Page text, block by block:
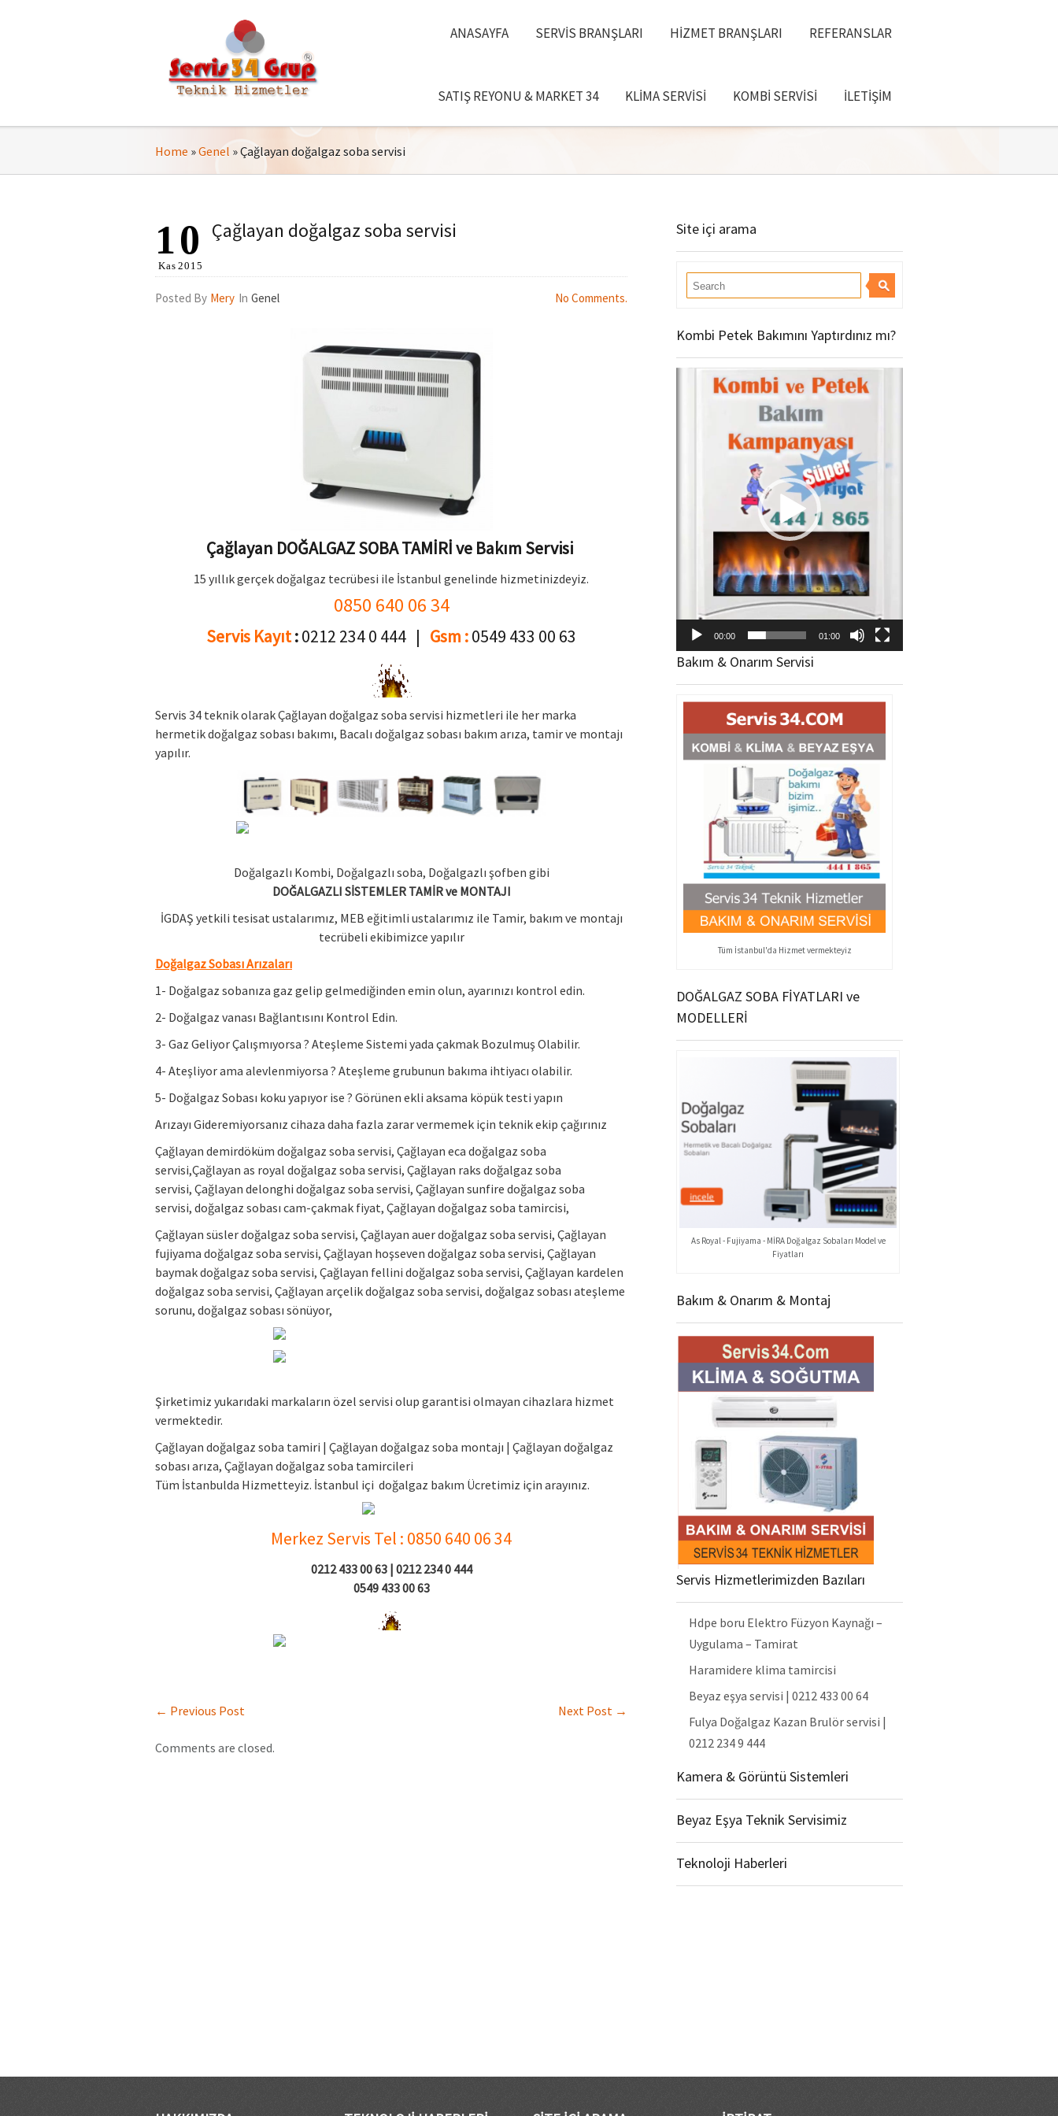
ANASAYFA SERVIS BRANŞLARI HIZMET BRANŞLARI REFERANSLAR
SATIŞ REYONU & MARKET 34 KLIMA SERVISI KOMBI SERVISI İLETIŞIM
Home »Genel »Çağlayan doğalgaz soba servisi
Çağlayan doğalgaz soba servisi
10
Kas 2015
Posted By Mery In Genel No Comments.
Çağlayan DOĞALGAZ SOBA TAMİRİ ve Bakım Servisi
15 yıllık gerçek doğalgaz tecrübesi ile İstanbul genelinde hizmetinizdeyiz.
0850 640 06 34
Servis Kayıt:0212 234 0 444 | Gsm :0549 433 00 63
Servis 34 teknik olarak Çağlayan doğalgaz soba servisi hizmetleri ile her marka
hermetik doğalgaz sobası bakımı, Bacalı doğalgaz sobası bakım arıza, tamir ve montajı
yapılır.
Doğalgazlı Kombi, Doğalgazlı soba, Doğalgazlı şofben gibi
DOĞALGAZLI SİSTEMLER TAMİR ve MONTAJI
İGDAŞ yetkili tesisat ustalarımız, MEB eğitimli ustalarımız ile Tamir, bakım ve montajı
tecrübeli ekibimizce yapılır
Doğalgaz Sobası Arızaları
1- Doğalgaz sobanıza gaz gelip gelmediğinden emin olun, ayarınızı kontrol edin.
2- Doğalgaz vanası Bağlantısını Kontrol Edin.
3- Gaz Geliyor Çalışmıyorsa ? Ateşleme Sistemi yada çakmak Bozulmuş Olabilir.
4- Ateşliyor ama alevlenmiyorsa ? Ateşleme grubunun bakıma ihtiyacı olabilir.
5- Doğalgaz Sobası koku yapıyor ise ? Görünen ekli aksama köpük testi yapın
Arızayı Gideremiyorsanız cihaza daha fazla zarar vermemek için teknik ekip çağırınız
Çağlayan demirdöküm doğalgaz soba servisi, Çağlayan eca doğalgaz soba
servisi,Çağlayan as royal doğalgaz soba servisi, Çağlayan raks doğalgaz soba
servisi, Çağlayan delonghi doğalgaz soba servisi, Çağlayan sunfire doğalgaz soba
servisi, doğalgaz sobası cam-çakmak fiyat, Çağlayan doğalgaz soba tamircisi,
Çağlayan süsler doğalgaz soba servisi, Çağlayan auer doğalgaz soba servisi, Çağlayan
fujiyama doğalgaz soba servisi, Çağlayan hoşseven doğalgaz soba servisi, Çağlayan
baymak doğalgaz soba servisi, Çağlayan fellini doğalgaz soba servisi, Çağlayan kardelen
doğalgaz soba servisi, Çağlayan arçelik doğalgaz soba servisi, doğalgaz sobası ateşleme
sorunu, doğalgaz sobası sönüyor,
Şirketimiz yukarıdaki markaların özel servisi olup garantisi olmayan cihazlara hizmet
vermektedir.
Çağlayan doğalgaz soba tamiri | Çağlayan doğalgaz soba montajı | Çağlayan doğalgaz
sobası arıza, Çağlayan doğalgaz soba tamircileri
Tüm İstanbulda Hizmetteyiz. İstanbul içi doğalgaz bakım Ücretimiz için arayınız.
Merkez Servis Tel : 0850 640 06 34
0212 433 00 63 | 0212 234 0 444
0549 433 00 63
← Previous Post Next Post →
Comments are closed.
Site içi arama
Kombi Petek Bakımını Yaptırdınız mı?
oynatıcı
00:00 01:00
Bakım & Onarım Servisi
Tüm İstanbul'da Hizmet vermekteyiz
DOĞALGAZ SOBA FİYATLARI ve
MODELLERİ
As Royal - Fujiyama - MİRA Doğalgaz Sobaları Model ve
Fiyatları
Bakım & Onarım & Montaj
Servis Hizmetlerimizden Bazıları
Hdpe boru Elektro Füzyon Kaynağı –
Uygulama – Tamirat
Haramidere klima tamircisi
Beyaz eşya servisi | 0212 433 00 64
Fulya Doğalgaz Kazan Brulör servisi |
0212 234 9 444
Kamera & Görüntü Sistemleri
Beyaz Eşya Teknik Servisimiz
Teknoloji Haberleri